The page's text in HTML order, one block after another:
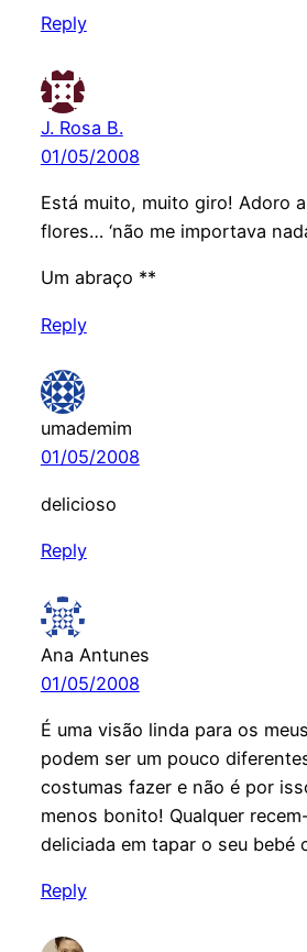
Reply
J. Rosa B.
01/05/2008
Está muito, muito giro! Adoro
flores… ‘não me importava
Um abraço **
Reply
umademim
01/05/2008
delicioso
Reply
Ana Antunes
01/05/2008
É uma visão linda para os
podem ser um pouco
costumas fazer e não é por
menos bonito! Qualquer
deliciada em tapar o seu bebé
Reply